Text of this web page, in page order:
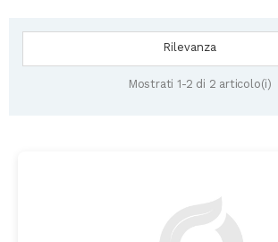
Rilevanza
Mostrati 1-2 di 2 articolo(i)